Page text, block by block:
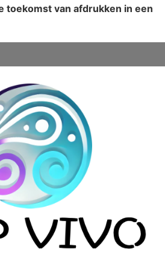
toekomst van afdrukken in een